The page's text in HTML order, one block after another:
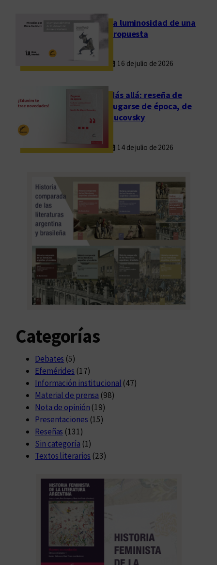
La luminosidad de una
propuesta
16 de julio de 2026
Más allá: reseña de
Fugarse de época, de
Rucovsky
14 de julio de 2026
Categorías
Debates (5)
Efemérides (17)
Información institucional (47)
Material de prensa (98)
Nota de opinión (19)
Presentaciones (15)
Reseñas (131)
Sin categoría (1)
Textos literarios (23)